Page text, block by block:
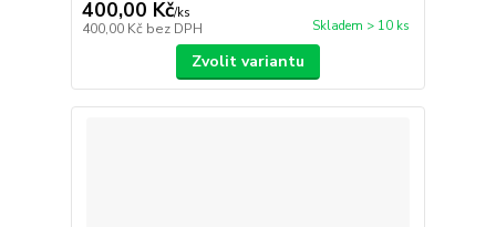
400,00 Kč/ks
400,00 Kč bez DPH Skladem > 10 ks
Zvolit variantu